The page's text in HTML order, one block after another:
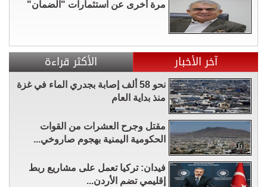
مرة أخرى عن استثمارات "الضمان"
آخر الأخبار الأكثر قراءة
نحو 58 ألف إصابة بجدري الماء في غزة
منذ بداية العام
مقتل وجرح العشرات من القوات
الحكومية اليمنية بهجوم صاروخي...
فيدان: تركيا تعمل على مشاريع ربط
إقليمي تضم الأردن...